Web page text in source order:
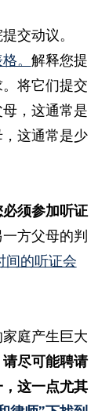
交动议。
。 解释您提
将它们提交
，这通常是
这通常是少
必须参加听证
方父母的判
间的听证会
庭产生巨大
请尽可能聘请
这一点尤其